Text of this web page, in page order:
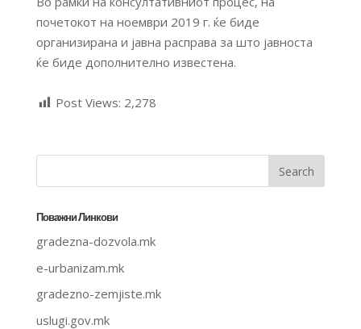
почетокот на ноември 2019 г. ќе биде
организирана и јавна расправа за што јавноста
ќе биде дополнително известена.
Post Views: 2,278
Поважни Линкови
gradezna-dozvola.mk
e-urbanizam.mk
gradezno-zemjiste.mk
uslugi.gov.mk